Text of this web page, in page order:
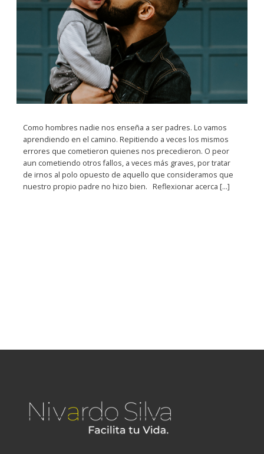
Como hombres nadie nos enseña a ser padres. Lo vamos
aprendiendo en el camino. Repitiendo a veces los mismos
errores que cometieron quienes nos precedieron. O peor
aun cometiendo otros fallos, a veces más graves, por tratar
de irnos al polo opuesto de aquello que consideramos que
nuestro propio padre no hizo bien. Reflexionar acerca […]